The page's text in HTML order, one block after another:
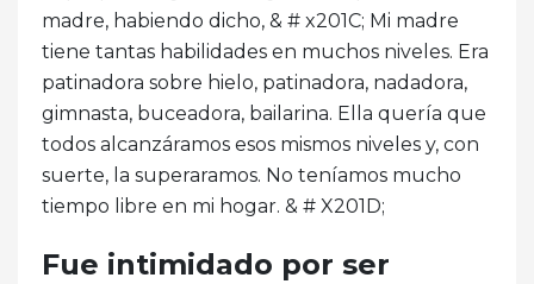
madre, habiendo dicho, & # x201C; Mi madre
tiene tantas habilidades en muchos niveles. Era
patinadora sobre hielo, patinadora, nadadora,
gimnasta, buceadora, bailarina. Ella quería que
todos alcanzáramos esos mismos niveles y, con
suerte, la superaramos. No teníamos mucho
tiempo libre en mi hogar. & # X201D;
Fue intimidado por ser